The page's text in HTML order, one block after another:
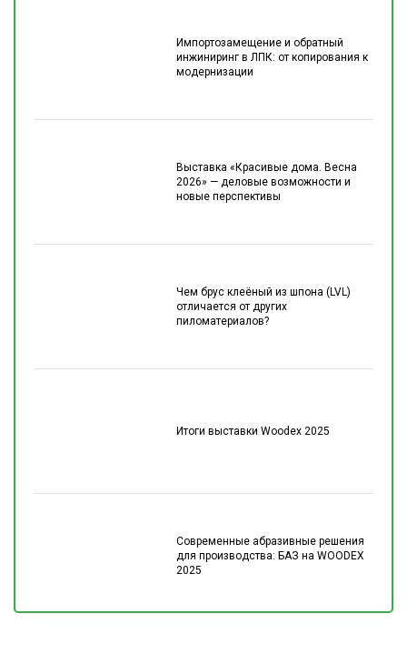
Импортозамещение и обратный
инжиниринг в ЛПК: от копирования к
модернизации
Выставка «Красивые дома. Весна
2026» — деловые возможности и
новые перспективы
Чем брус клеёный из шпона (LVL)
отличается от других
пиломатериалов?
Итоги выставки Woodex 2025
Современные абразивные решения
для производства: БАЗ на WOODEX
2025